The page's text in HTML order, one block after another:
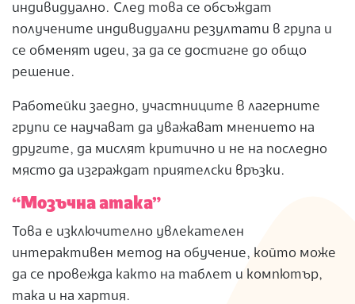
индивидуално. След това се обсъждат
получените индивидуални резултати в група и
се обменят идеи, за да се достигне до общо
решение.
Работейки заедно, участниците в лагерните
групи се научават да уважават мнението на
другите, да мислят критично и не на последно
място да изграждат приятелски връзки.
“Мозъчна атака”
Това е изключително увлекателен
интерактивен метод на обучение, който може
да се провежда както на таблет и компютър,
така и на хартия.